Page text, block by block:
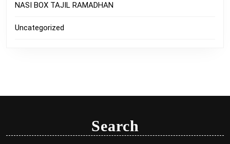
NASI BOX TAJIL RAMADHAN
Uncategorized
Search